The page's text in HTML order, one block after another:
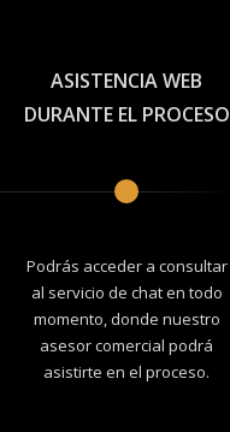
ASISTENCIA WEB
DURANTE EL PROCESO
Podrás acceder a consultar
al servicio de chat en todo
momento, donde nuestro
asesor comercial podrá
asistirte en el proceso.